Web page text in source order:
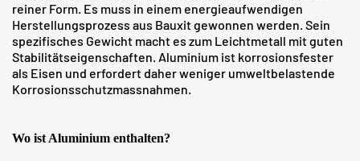
reiner Form. Es muss in einem energieaufwendigen
Herstellungsprozess aus Bauxit gewonnen werden. Sein
spezifisches Gewicht macht es zum Leichtmetall mit guten
Stabilitätseigenschaften. Aluminium ist korrosionsfester
als Eisen und erfordert daher weniger umweltbelastende
Korrosionsschutzmassnahmen.
Wo ist Aluminium enthalten?